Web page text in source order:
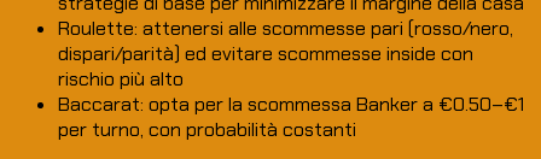
Roulette: attenersi alle scommesse pari (rosso/nero,
dispari/parità) ed evitare scommesse inside con
rischio più alto
Baccarat: opta per la scommessa Banker a €0.50–€1
per turno, con probabilità costanti